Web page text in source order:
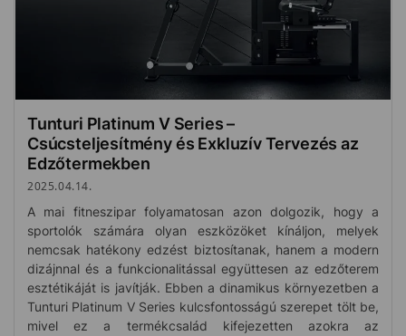
Tunturi Platinum V Series –
Csúcsteljesítmény és Exkluzív Tervezés az
Edzőtermekben
2025.04.14.
A mai fitneszipar folyamatosan azon dolgozik, hogy a
sportolók számára olyan eszközöket kínáljon, melyek
nemcsak hatékony edzést biztosítanak, hanem a modern
dizájnnal és a funkcionalitással együttesen az edzőterem
esztétikáját is javítják. Ebben a dinamikus környezetben a
Tunturi Platinum V Series kulcsfontosságú szerepet tölt be,
mivel ez a termékcsalád kifejezetten azokra az